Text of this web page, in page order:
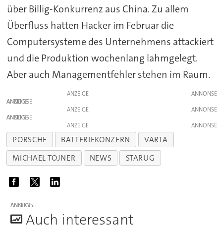
über Billig-Konkurrenz aus China. Zu allem
Überfluss hatten Hacker im Februar die
Computersysteme des Unternehmens attackiert
und die Produktion wochenlang lahmgelegt.
Aber auch Managementfehler stehen im Raum.
ANZEIGE
ANZEIGE
ANZEIGE
ANZEIGE
ANZEIGE
PORSCHE BATTERIEKONZERN
VARTA
MICHAEL TOJNER
NEWS STARUG
ANZEIGE
Auch interessant